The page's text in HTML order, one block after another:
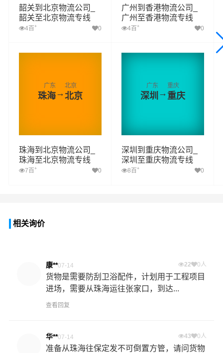
韶关到北京物流公司_
韶关至北京物流专线
4百+ 0
广州到香港物流公司_
广州至香港物流专线
4百+ 0
广东
珠海→
北京
北京
珠海到北京物流公司_
珠海至北京物流专线
7百+ 0
广东
深圳 →
重庆
重庆
深圳到重庆物流公司_
深圳至重庆物流专线
8百+ 0
相关询价
康**07-14 22 0人
货物是需要防刮卫浴配件，计划用于工程项目
进场，需要从珠海运往张家口，到达...
查看回复
华**07-14 43 0人
准备从珠海往保定发不可倒置方管，请问货物